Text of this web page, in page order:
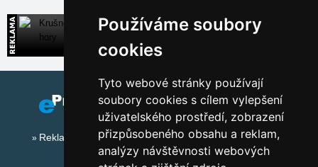
Používáme soubory
cookies
Tyto webové stránky používají
soubory cookies s cílem vylepšení
uživatelského prostředí, zobrazení
přizpůsobeného obsahu a reklam,
analýzy návštěvnosti webových
Krušné hory
Široká nabídka přímých kontaktů na ubytování
Reklama na tomto serveru